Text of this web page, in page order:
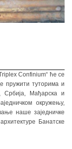
Confinium“ ће се
пружити туторима и
Србија, Мађарска и
окружењу,
наше заједничке
Банатске